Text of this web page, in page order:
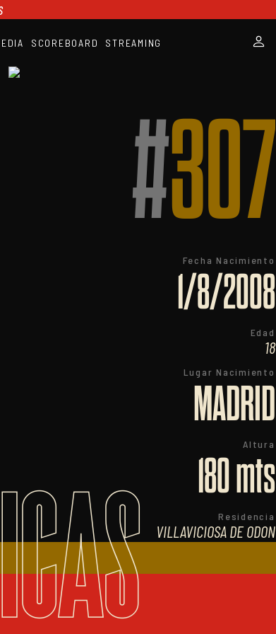
SCOREBOARD STREAMING
#307
Fecha Nacimiento
1/8/2008
Edad
18
Lugar Nacimiento
MADRID
Altura
180 mts
Residencia
VILLAVICIOSA DE ODON